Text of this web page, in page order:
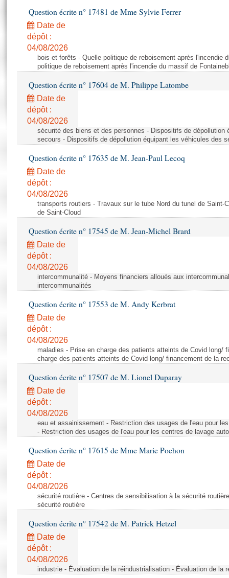
Projets de loi
Propositions de loi
Amendements
Textes adoptés
Rapports législatifs
Rapports sur l'application des lois
Baromètre de l’application des lois
Dossiers législatifs
Budget et sécurité sociale
Questions écrites et orales
Comptes rendus des débats
Histoire
Juniors
Anciennes législatures
Contacts et plan d'accès
Photos libres de droit
Question écrite n° 17481 de Mme Sylvie Ferrer
Date de
dépôt :
04/08/2026
bois et forêts - Quelle politique de reboisement après l'incendie
politique de reboisement après l'incendie du massif de
Question écrite n° 17604 de M. Philippe Latombe
Date de
dépôt :
04/08/2026
sécurité des biens et des personnes - Dispositifs de
secours - Dispositifs de dépollution équipant les véhicules des
Question écrite n° 17635 de M. Jean-Paul Lecoq
Date de
dépôt :
04/08/2026
transports routiers - Travaux sur le tube Nord du tunel de Saint-
de Saint-Cloud
Question écrite n° 17545 de M. Jean-Michel Brard
Date de
dépôt :
04/08/2026
intercommunalité - Moyens financiers alloués aux
intercommunalités
Question écrite n° 17553 de M. Andy Kerbrat
Date de
dépôt :
04/08/2026
maladies - Prise en charge des patients atteints de Covid long/
charge des patients atteints de Covid long/ financement de la
Question écrite n° 17507 de M. Lionel Duparay
Date de
dépôt :
04/08/2026
eau et assainissement - Restriction des usages de l'eau pour
- Restriction des usages de l'eau pour les centres de lavage
Question écrite n° 17615 de Mme Marie Pochon
Date de
dépôt :
04/08/2026
sécurité routière - Centres de sensibilisation à la sécurité
sécurité routière
Question écrite n° 17542 de M. Patrick Hetzel
Date de
dépôt :
04/08/2026
industrie - Évaluation de la réindustrialisation - Évaluation de la